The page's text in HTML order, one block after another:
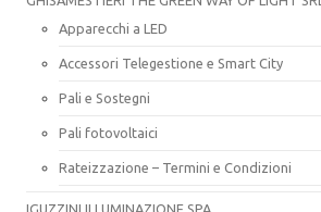
Apparecchi a LED
Accessori Telegestione e Smart City
Pali e Sostegni
Pali fotovoltaici
Rateizzazione – Termini e Condizioni
IGUZZINI ILLUMINAZIONE SPA